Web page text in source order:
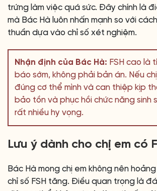
trứng làm việc quá sức. Đây chính là
mà Bác Hà luôn nhấn mạnh so với
thuần dựa vào chỉ số xét nghiệm.
Nhận định của Bác Hà: FSH cao là
báo sớm, không phải bản án. Nếu
đúng cơ thể mình và can thiệp kịp
bảo tồn và phục hồi chức năng sinh
rất nhiều hy vọng.
Lưu ý dành cho chị em có
Bác Hà mong chị em không nên
chỉ số FSH tăng. Điều quan trọng là